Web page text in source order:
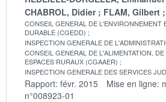
CHABROL, Didier
FLAM, Gilbert
CONSEIL GENERAL DE L'ENVIRONNEMENT
DURABLE (CGEDD)
INSPECTION GENERALE DE
CONSEIL GENERAL DE L'ALIMENTATION,
ESPACES RURAUX (CGAAER)
INSPECTION GENERALE DES SERVICES
Rapport: févr. 2015 Mise en ligne:
n°008923-01